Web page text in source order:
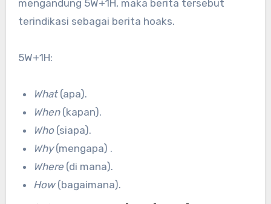
mengandung 5W+1H, maka berita tersebut
terindikasi sebagai berita hoaks.
5W+1H:
What(apa).
When (kapan).
Who (siapa).
Why(mengapa) .
Where (di mana).
How(bagaimana).